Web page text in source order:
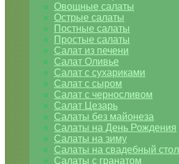
Овощные салаты
Острые салаты
Постные салаты
Простые салаты
Салат из печени
Салат Оливье
Салат с сухариками
Салат с сыром
Салат с черносливом
Салат Цезарь
Салаты без майонеза
Салаты на День Рождения
Салаты на зиму
Салаты на свадебный стол
Салаты с гранатом